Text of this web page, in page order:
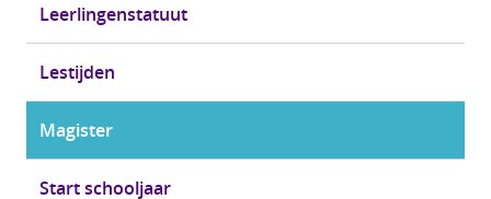
Leerlingenstatuut
Lestijden
Magister
Start schooljaar